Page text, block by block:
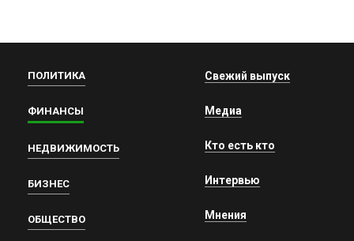
ПОЛИТИКА
ФИНАНСЫ
НЕДВИЖИМОСТЬ
БИЗНЕС
ОБЩЕСТВО
Свежий выпуск
Медиа
Кто есть кто
Интервью
Мнения